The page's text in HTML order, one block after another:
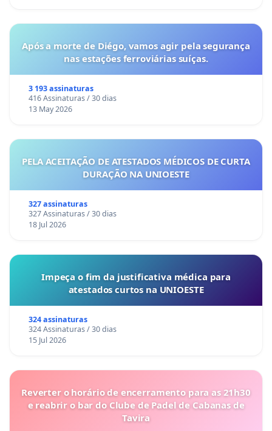
Após a morte de Diégo, vamos agir pela segurança
nas estações ferroviárias suíças.
3 193 assinaturas
416 Assinaturas / 30 dias
13 May 2026
PELA ACEITAÇÃO DE ATESTADOS MÉDICOS DE CURTA
DURAÇÃO NA UNIOESTE
327 assinaturas
327 Assinaturas / 30 dias
18 Jul 2026
Impeça o fim da justificativa médica para
atestados curtos na UNIOESTE
324 assinaturas
324 Assinaturas / 30 dias
15 Jul 2026
Reverter o horário de encerramento para as 21h30
e reabrir o bar do Clube de Padel de Cabanas de
Tavira